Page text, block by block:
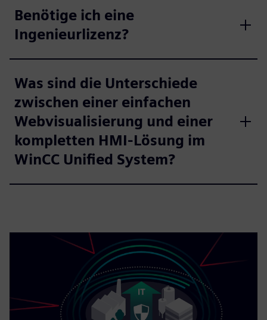
Benötige ich eine
Ingenieurlizenz?
Was sind die Unterschiede
zwischen einer einfachen
Webvisualisierung und einer
kompletten HMI-Lösung im
WinCC Unified System?